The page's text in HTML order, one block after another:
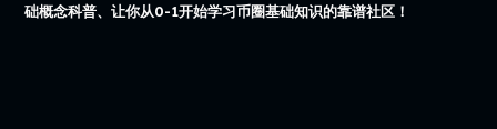
础概念科普、让你从0-1开始学习币圈基础知识的靠谱社区！